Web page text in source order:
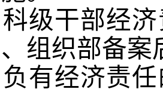
科级干部经
组织部备
负有经济责